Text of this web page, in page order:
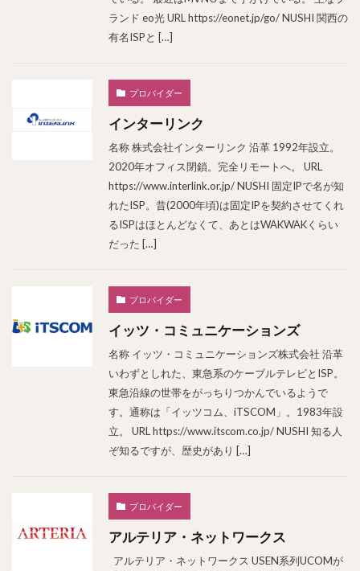
ランド eo光 URL https://eonet.jp/go/ NUSHI 関西の
有名ISPと […]
プロバイダー
インターリンク
名称 株式会社インターリンク 沿革 1992年設立。
2020年オフィス閉鎖。完全リモートへ。 URL
https://www.interlink.or.jp/ NUSHI 固定IPで名が知
れたISP。昔(2000年頃)は固定IPを契約させてくれ
るISPはほとんどなくて、あとはWAKWAKくらい
だった […]
プロバイダー
イッツ・コミュニケーションズ
名称 イッツ・コミュニケーションズ株式会社 沿革
いわずとしれた、東急系のケーブルテレビとISP。
東急沿線の世帯をがっちりつかんでいるようで
す。通称は「イッツコム、iTSCOM」。1983年設
立。 URL https://www.itscom.co.jp/ NUSHI 知る人
ぞ知るですが、歴史があり […]
プロバイダー
アルテリア・ネットワークス
アルテリア・ネットワークス USEN系列UCOMが